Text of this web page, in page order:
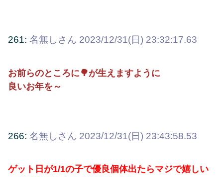
261: 名無しさん 2023/12/31(日) 23:32:17.63
お前らのところに🌳が生えますように
良いお年を～
266: 名無しさん 2023/12/31(日) 23:43:58.53
ゲット日が1/1の子で優良個体出たらマジで嬉しい